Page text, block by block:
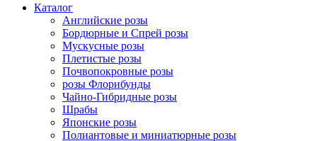
Каталог
Английские розы
Бордюрные и Спрей розы
Мускусные розы
Плетистые розы
Почвопокровные розы
розы Флорибунды
Чайно-Гибридные розы
Шрабы
Японские розы
Полиантовые и миниатюрные розы